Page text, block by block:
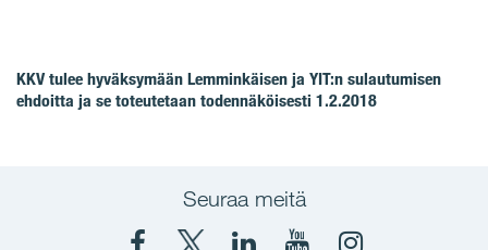
KKV tulee hyväksymään Lemminkäisen ja YIT:n sulautumisen
ehdoitta ja se toteutetaan todennäköisesti 1.2.2018
Seuraa meitä